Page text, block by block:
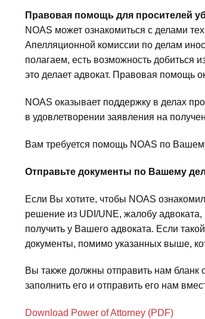
Правовая помощь для просителей
NOAS может ознакомиться с делами
Апелляционной комиссии по делам
полагаем, есть возможность добиться
это делает адвокат. Правовая помощь
NOAS оказывает поддержку в делах
в удовлетворении заявления на
Вам требуется помощь NOAS по
Отправьте документы по Вашему
Если Вы хотите, чтобы NOAS
решение из UDI/UNE, жалобу
получить у Вашего адвоката. Если
документы, помимо указанных выше,
Вы также должны отправить нам бланк
заполнить его и отправить его нам
Download Power of Attorney (PDF)